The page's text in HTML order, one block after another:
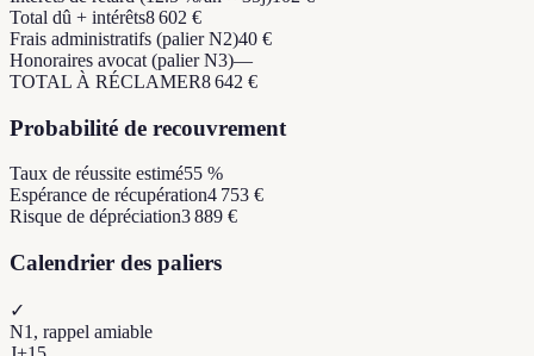
Total dû + intérêts8 602 €
Frais administratifs (palier N2)40 €
Honoraires avocat (palier N3)—
TOTAL À RÉCLAMER8 642 €
Probabilité de recouvrement
Taux de réussite estimé55 %
Espérance de récupération4 753 €
Risque de dépréciation3 889 €
Calendrier des paliers
✓
N1, rappel amiable